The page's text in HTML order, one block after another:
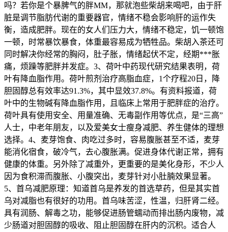
吗？若你是个暴脾气的胖MM，那就泡些柴胡来喝吧，由于肝
脏是调节脂肪代谢的重要器官，情绪不稳会影响肝的运作失
衡，造成肥胖。现在的女人们压力大，情绪不稳定，饥一顿饱
一顿，时常暴饮暴食，体重最容易成为牺牲品。柴胡入茶还可
同时解决你经常的胸闷，肚子胀，情绪起伏不定，经期***胀
痛，烦躁等肥胖并发症。3、荷叶中药现代研究结果表明，荷
叶有降血脂作用。荷叶煎剂治疗高脂血症，1个疗程20日，降
胆固醇总有效率达91.3%，其中显效37.8%。有资料报道，荷
叶中的生物碱有降血脂作用，且临床上常用于肥胖症的治疗。
荷叶具有使用安全、用量准确、无毒副作用等优点，是“三高”
人士，中老年朋友，以及爱美女士瘦身减肥、养生健体的理想
选择。4、麦芽饱食、肉吃过多时，容易腹胀甚至不适，麦芽
能消化宿食，破冷气，去心腹胀满。促进身体代谢正常，拥有
健康的体重。另外除了减重外，更重要的是美化身形，不少人
因为食积滞而腹胀、小腹突出，麦芽针对小肚腩效果显著。
5、首乌减肥原理：知道首乌是养发的首选草药，但是其实首
乌对减脂也有很好的功用。首乌味苦涩，性温，归肝肾二经。
具有润肠、解毒之功，能够促进肠管蠕动而排出肠内废物，减
少肠道对胆固醇的吸收、阻止胆固醇在肝内的沉积。适合人